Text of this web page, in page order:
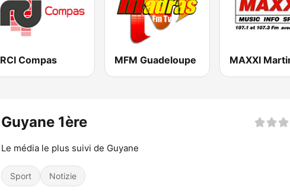
RCI Compas MFM Guadeloupe MAXXI
Guyane 1ère
Le média le plus suivi de Guyane
Sport Notizie